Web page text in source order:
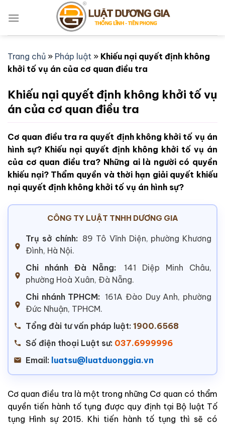
qua
Trang chủ » Pháp luật » Khiếu nại quyết định không
khởi tố vụ án của cơ quan điều tra
Khiếu nại quyết định không khởi tố vụ
án của cơ quan điều tra
Cơ quan điều tra ra quyết định không khởi tố vụ án
hình sự? Khiếu nại quyết định không khởi tố vụ án
của cơ quan điều tra? Những ai là người có quyền
khiếu nại? Thẩm quyền và thời hạn giải quyết khiếu
nại quyết định không khởi tố vụ án hình sự?
CÔNG TY LUẬT TNHH DƯƠNG GIA
Trụ sở chính: 89 Tô Vĩnh Diện, phường Khương
Đình, Hà Nội.
Chi nhánh Đà Nẵng:
141 Diệp Minh Châu,
phường Hoà Xuân, Đà Nẵng.
Chi nhánh TPHCM: 161A Đào Duy Anh, phường
Đức Nhuận, TPHCM.
Tổng đài tư vấn pháp luật: 1900.6568
Số điện thoại Luật sư: 037.6999996
Email: luatsu@luatduonggia.vn
Cơ quan điều tra là một trong những Cơ quan có thẩm
quyền tiến hành tố tụng được quy định tại Bộ luật Tố
tụng Hình sự 2015. Khi tiến hành tố tụng thì sẽ có